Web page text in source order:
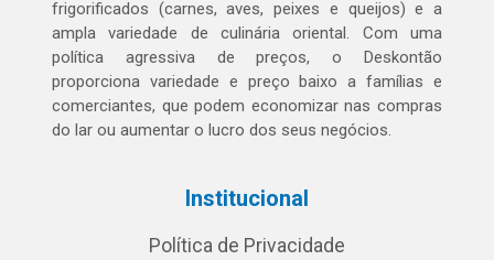
frigorificados (carnes, aves, peixes e queijos) e a
ampla variedade de culinária oriental. Com uma
política agressiva de preços, o Deskontão
proporciona variedade e preço baixo a famílias e
comerciantes, que podem economizar nas compras
do lar ou aumentar o lucro dos seus negócios.
Institucional
Política de Privacidade